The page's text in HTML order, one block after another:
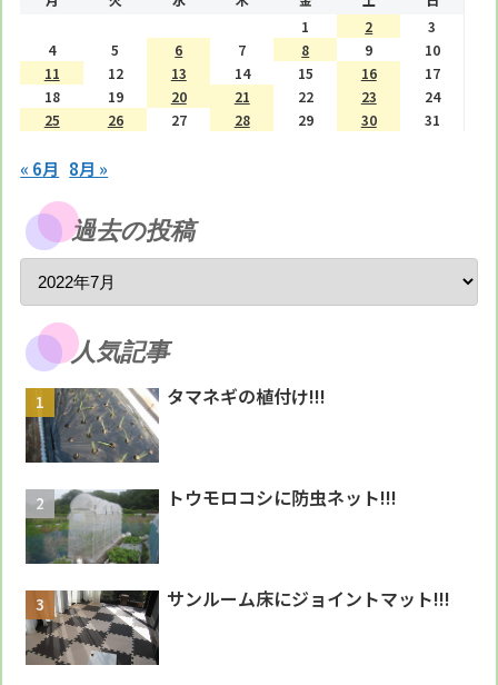
1
2
3
4
5 6 7 8 9
10
11
12 13 14 15 16
17
18
19 20 21 22 23
24
25
26 27 28 29 30 31
« 6月 8月 »
過去の投稿
人気記事
タマネギの植付け!!!
トウモロコシに防虫ネット!!!
サンルーム床にジョイントマット!!!